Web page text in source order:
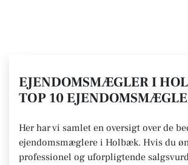
EJENDOMSMÆGLER I
TOP 10
Her har vi samlet en oversigt over de
ejendomsmæglere i Holbæk. Hvis du
professionel og uforpligtende